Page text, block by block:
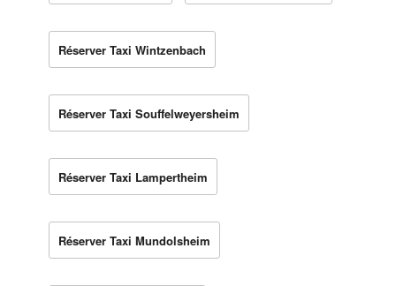
Réserver Taxi Wintzenbach
Réserver Taxi Souffelweyersheim
Réserver Taxi Lampertheim
Réserver Taxi Mundolsheim